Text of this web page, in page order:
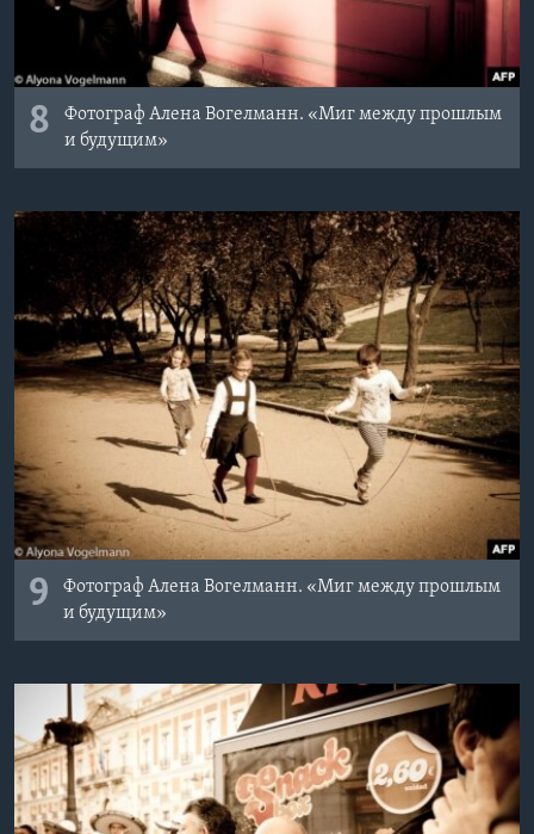
8
Фотограф Алена Вогелманн. «Миг между прошлым
и будущим»
9
Фотограф Алена Вогелманн. «Миг между прошлым
и будущим»